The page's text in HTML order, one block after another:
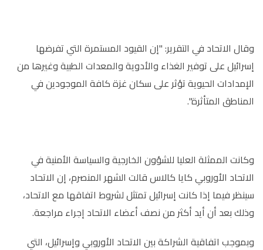
وقال الاتحاد في التقرير: "إن القيود المستمرة التي تفرضها
إسرائيل على توفير الغذاء والأدوية والمعدات الطبية وغيرها من
الإمدادات الحيوية تؤثر على سكان غزة كافة الموجودين في
المناطق المتأثرة".
وكانت الممثلة العليا للشؤون الخارجية والسياسة الأمنية في
الاتحاد الأوروبي كايا كالاس قالت الشهر المنصرم، إن الاتحاد
سينظر فيما إذا كانت إسرائيل تمتثل لشروط اتفاقها مع الاتحاد،
وذلك بعد أن أيد أكثر من نصف أعضاء الاتحاد إجراء مراجعة.
وبموجب اتفاقية الشراكة بين الاتحاد الأوروبي وإسرائيل، التي